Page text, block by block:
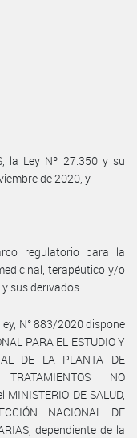
la Ley Nº 27.350 y su
de 2020, y
regulatorio para la
terapéutico y/o
sus derivados.
N° 883/2020 dispone
PARA EL ESTUDIO Y
DE LA PLANTA DE
NO
DE SALUD,
NACIONAL DE
dependiente de la